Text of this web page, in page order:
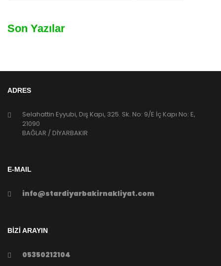
Son Yazılar
ADRES
Selahattin Eyyubi, Dış Kapı, 325. Sk. No: 9/E İç Kapı No: E,
21090
BAĞLAR / DİYARBAKIR
E-MAIL
info@stardiyarbakirnakliyat.com
BİZİ ARAYIN
05350212104